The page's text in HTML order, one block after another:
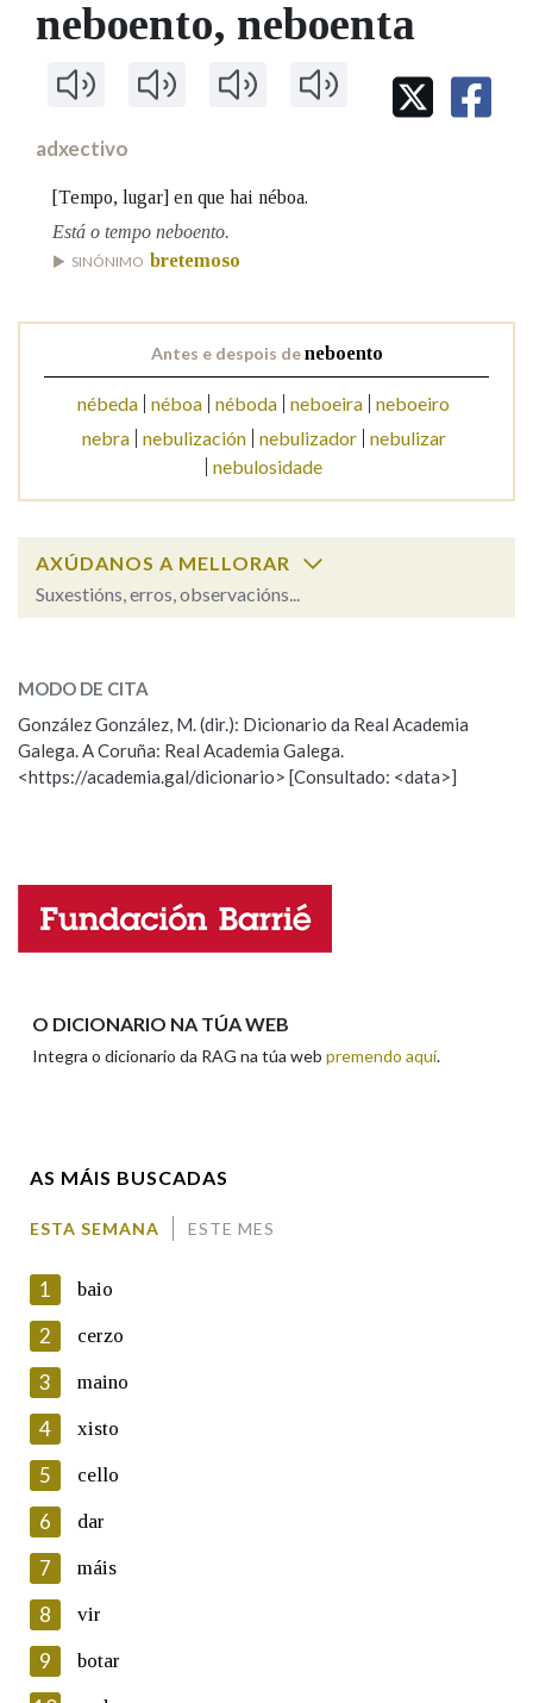
IDENTIDADE CORPORATIVA
MARCIAL DEL ADALID
CASA-MUSEO EMILIA PARDO
BAZÁN
FIGURAS HOMENAXEADAS
HISTORIA
60 ANOS DLG
Facebook
TwitterYoutubeInstagram
Bluesky
BUSCAR NOS LEMAS
Comeza por
Contén
BUSCAR NO CONTIDO
Nas definicións
Nos exemplos
Na fraseoloxía
Marcas gramaticais
LIMPAR
neboento, neboenta
adxectivo
[Tempo, lugar] en que hai néboa.
Está o tempo neboento.
SINÓNIMO bretemoso
Antes e despois deneboento
nébeda néboa néboda neboeira neboeiro
nebra
nebulización nebulizador
nebulizar
nebulosidade
AXÚDANOS A MELLORAR
Suxestións, erros, observacións...
ESCOLLE UNHA OPCIÓN:
Observación Hai un erro na palabra
Propoño mellorar a definición
Nome
En cumprimento da normativa vixente en materia de
Protección de Datos de Carácter Persoal, a Real Academia
Galega informa a aqueles usuarios que faciliten o seu correo
electrónico, así como calquera outra información de carácter
persoal, que estes datos serán obxecto de tratamento
automatizado de carácter confidencial e incorporados aos seus
ficheiros informáticos. Así mesmo, os usuarios poderán exercer o
seu dereito de acceso, rectificación, oposición e cancelación dos
seus datos poñéndose en contacto connosco.
Lin e acepto as condicións da política de
MODO DE CITA
González González, M. (dir.): Dicionario da Real Academia
Galega. A Coruña: Real Academia Galega.
<https://academia.gal/dicionario> [Consultado: <data>]
O DICIONARIO NA TÚA WEB
Integra o dicionario da RAG na túa web premendo aquí.
AS MÁIS BUSCADAS
ESTA SEMANA ESTE MES
1 baio
2 cerzo
3 maino
4 xisto
5 cello
6 dar
7 máis
8 vir
9 botar